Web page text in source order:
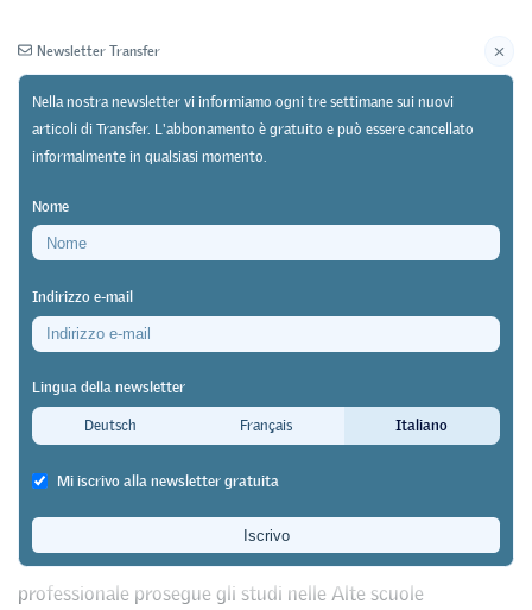
Newsletter Archivio
11/02/25
Studio del Prof. Dr. Franz Eberle per conto della
Successo e abbandono degli studi
universitari
Transfer
Solo il 60% circa degli studenti della maturità
professionale prosegue gli studi nelle Alte scuole
Newsletter Transfer
Nella nostra newsletter vi informiamo ogni tre settimane sui nuovi
articoli di Transfer. L'abbonamento è gratuito e può essere cancellato
informalmente in qualsiasi momento.
Nome
Indirizzo e-mail
Lingua della newsletter
Deutsch
Français Italiano
Mi iscrivo alla newsletter gratuita